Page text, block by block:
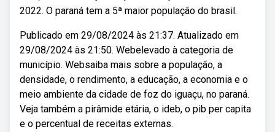
2022. O paraná tem a 5ª maior população do brasil.
Publicado em 29/08/2024 às 21:37. Atualizado em
29/08/2024 às 21:50. Webelevado à categoria de
município. Websaiba mais sobre a população, a
densidade, o rendimento, a educação, a economia e o
meio ambiente da cidade de foz do iguaçu, no paraná.
Veja também a pirâmide etária, o ideb, o pib per capita
e o percentual de receitas externas.